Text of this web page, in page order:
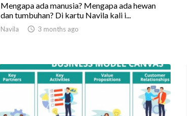
Mengapa ada manusia? Mengapa ada hewan
dan tumbuhan? Di kartu Navila kali i...
Navila  3 months ago